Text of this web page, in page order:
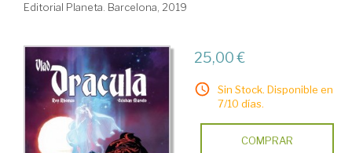
Editorial Planeta. Barcelona, 2019
25,00 €
Sin Stock. Disponible en
7/10 días.
COMPRAR